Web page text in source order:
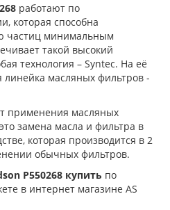
работают по
которая способна
частиц минимальным
такой высокий
технология – Syntec. На её
линейка масляных фильтров -
применения масляных
замена масла и фильтра в
которая производится в 2
обычных фильтров.
P550268 купить по
в интернет магазине AS